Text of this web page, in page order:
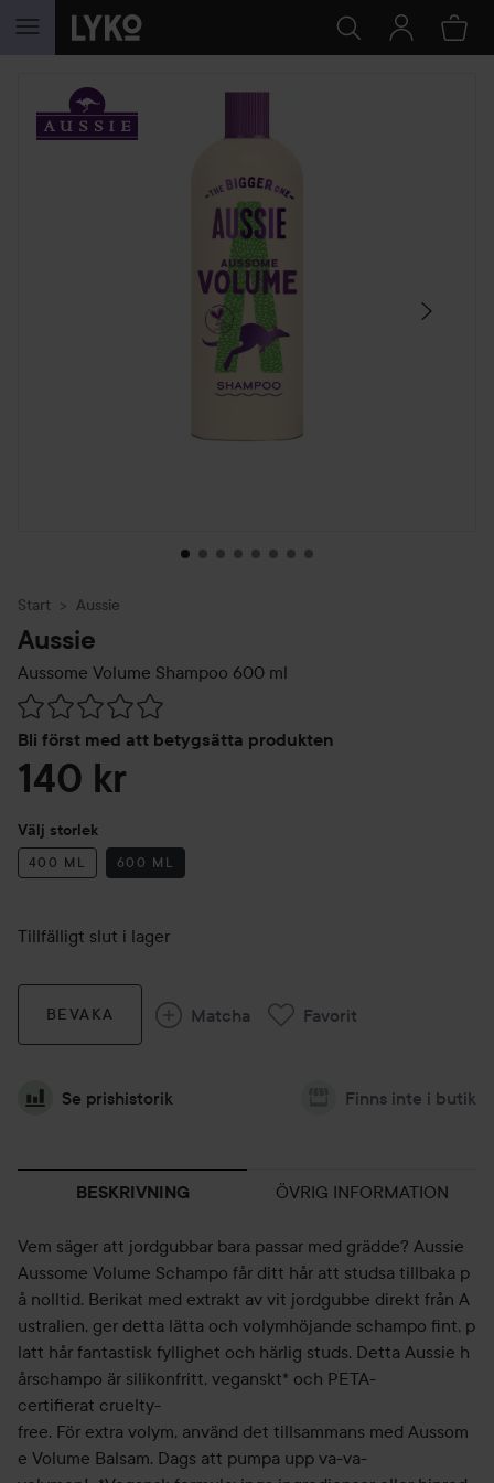
HOPPA TILL INNEHÅLLET
HOPPA ÖVER SEKTIONEN
Start Aussie
Aussie
Aussome Volume Shampoo 600 ml
Bli först med att betygsätta produkten
Hoppa till Betyg & kommentarer
140 kr
Välj storlek
400 ML 600 ML
Tillfälligt slut i lager
BEVAKA Matcha Favorit
Se prishistorik Finns inte i butik
BESKRIVNING ÖVRIG INFORMATION
Vem säger att jordgubbar bara passar med grädde? Aussie
Aussome Volume Schampo får ditt hår att studsa tillbaka p
å nolltid. Berikat med extrakt av vit jordgubbe direkt från A
ustralien, ger detta lätta och volymhöjande schampo fint, p
latt hår fantastisk fyllighet och härlig studs. Detta Aussie h
årschampo är silikonfritt, veganskt* och PETA-
certifierat cruelty-
free. För extra volym, använd det tillsammans med Aussom
e Volume Balsam. Dags att pumpa upp va-va-